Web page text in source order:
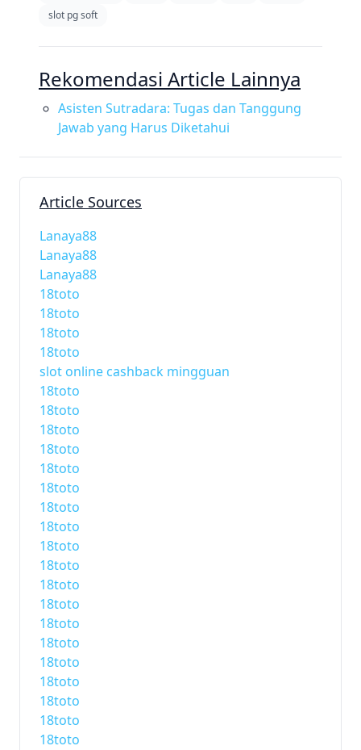
slot pg soft
Rekomendasi Article Lainnya
Asisten Sutradara: Tugas dan Tanggung
Jawab yang Harus Diketahui
Article Sources
Lanaya88
Lanaya88
Lanaya88
18toto
18toto
18toto
18toto
slot online cashback mingguan
18toto
18toto
18toto
18toto
18toto
18toto
18toto
18toto
18toto
18toto
18toto
18toto
18toto
18toto
18toto
18toto
18toto
18toto
18toto